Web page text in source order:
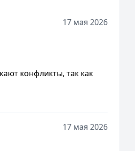
17 мая 2026
конфликты, так как
17 мая 2026